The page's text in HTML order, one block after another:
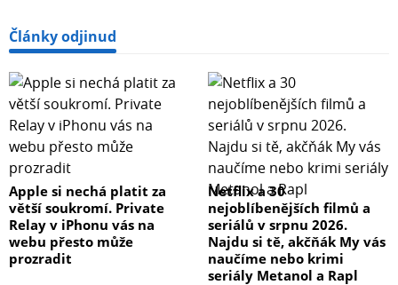
Články odjinud
Apple si nechá platit za
větší soukromí. Private
Relay v iPhonu vás na
webu přesto může
prozradit
Netflix a 30
nejoblíbenějších filmů a
seriálů v srpnu 2026.
Najdu si tě, akčňák My vás
naučíme nebo krimi
seriály Metanol a Rapl